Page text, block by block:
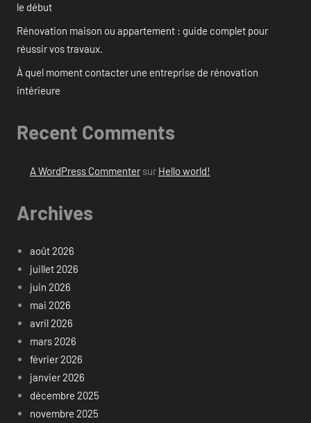
le début
Rénovation maison ou appartement : guide complet pour
réussir vos travaux.
À quel moment contacter une entreprise de rénovation
intérieure
Recent Comments
A WordPress Commentersur Hello world!
Archives
août 2026
juillet 2026
juin 2026
mai 2026
avril 2026
mars 2026
février 2026
janvier 2026
décembre 2025
novembre 2025